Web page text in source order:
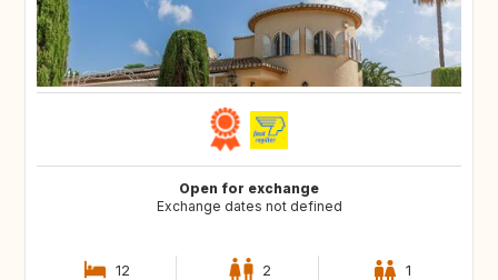
Open for exchange
Exchange dates not defined
12 2 1